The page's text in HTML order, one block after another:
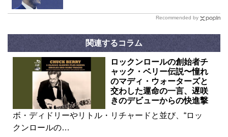
Recommended by
関連するコラム
ロックンロールの創始者チ
ャック・ベリー伝説〜憧れ
のマディ・ウォーターズと
交わした運命の一言、遅咲
きのデビューからの快進撃
ボ・ディドリーやリトル・リチャードと並び、“ロッ
クンロールの…